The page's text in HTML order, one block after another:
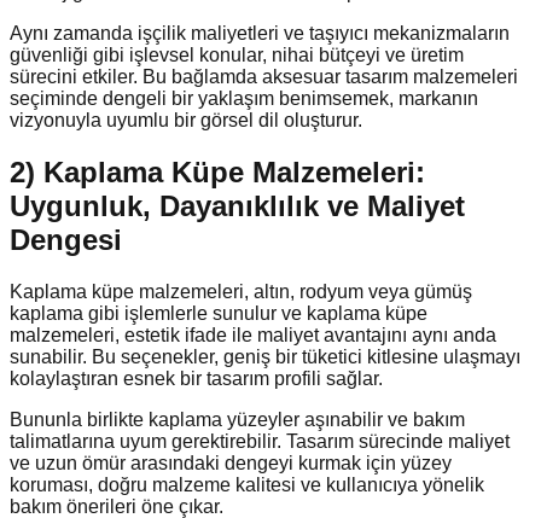
Aynı zamanda işçilik maliyetleri ve taşıyıcı mekanizmaların
güvenliği gibi işlevsel konular, nihai bütçeyi ve üretim
sürecini etkiler. Bu bağlamda aksesuar tasarım malzemeleri
seçiminde dengeli bir yaklaşım benimsemek, markanın
vizyonuyla uyumlu bir görsel dil oluşturur.
2) Kaplama Küpe Malzemeleri:
Uygunluk, Dayanıklılık ve Maliyet
Dengesi
Kaplama küpe malzemeleri, altın, rodyum veya gümüş
kaplama gibi işlemlerle sunulur ve kaplama küpe
malzemeleri, estetik ifade ile maliyet avantajını aynı anda
sunabilir. Bu seçenekler, geniş bir tüketici kitlesine ulaşmayı
kolaylaştıran esnek bir tasarım profili sağlar.
Bununla birlikte kaplama yüzeyler aşınabilir ve bakım
talimatlarına uyum gerektirebilir. Tasarım sürecinde maliyet
ve uzun ömür arasındaki dengeyi kurmak için yüzey
koruması, doğru malzeme kalitesi ve kullanıcıya yönelik
bakım önerileri öne çıkar.